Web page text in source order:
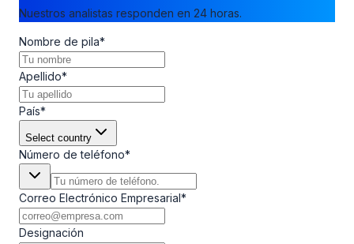
Nuestros analistas responden en 24 horas.
Nombre de pila*
Apellido*
País*
Select country
Número de teléfono*
Correo Electrónico Empresarial*
Designación